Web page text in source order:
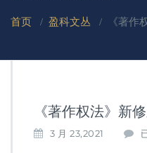
首页 / 盈科文丛 / 《著作
《著作权法》新
3 月 23,2021